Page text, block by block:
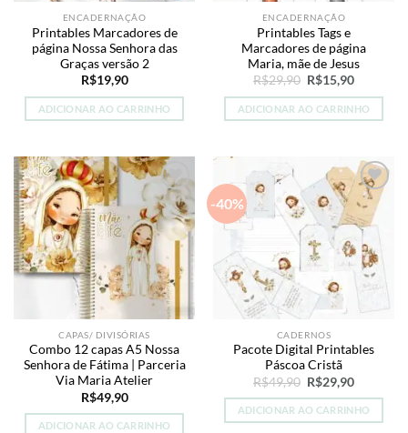
ENCADERNAÇÃO
Printables Marcadores de
página Nossa Senhora das
Graças versão 2
R$19,90
ADICIONAR AO CARRINHO
ENCADERNAÇÃO
Printables Tags e
Marcadores de página
Maria, mãe de Jesus
R$29,90 O
preço
original
era:
R$15,90O
atual
é:
ADICIONAR AO CARRINHO
Add to
wishlist
CAPAS/ DIVISÓRIAS
Combo 12 capas A5 Nossa
Senhora de Fátima | Parceria
Via Maria Atelier
R$49,90
ADICIONAR AO CARRINHO
-40%
Add to
wishlist
CADERNOS
Pacote Digital Printables
Páscoa Cristã
R$49,90 O
preço
original
era:
R$29,90O
atual
é:
ADICIONAR AO CARRINHO